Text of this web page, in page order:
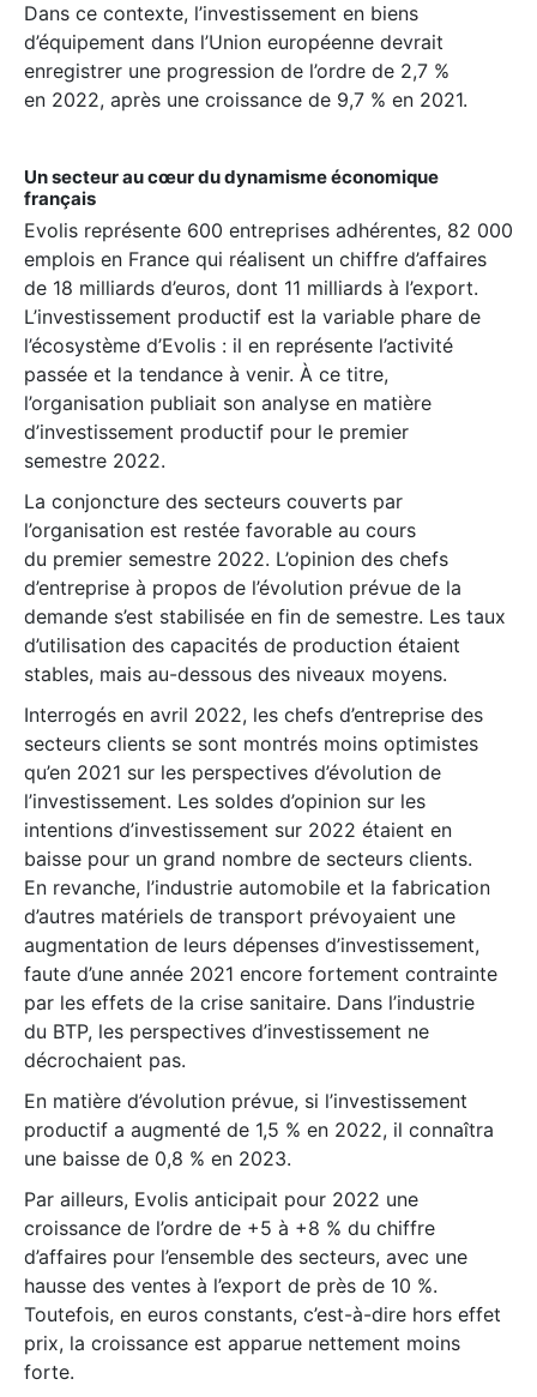
Dans ce contexte, l’investissement en biens
d’équipement dans l’Union européenne devrait
enregistrer une progression de l’ordre de 2,7 %
en 2022, après une croissance de 9,7 % en 2021.
Un secteur au cœur du dynamisme économique
français
Evolis représente 600 entreprises adhérentes, 82 000
emplois en France qui réalisent un chiffre d’affaires
de 18 milliards d’euros, dont 11 milliards à l’export.
L’investissement productif est la variable phare de
l’écosystème d’Evolis : il en représente l’activité
passée et la tendance à venir. À ce titre,
l’organisation publiait son analyse en matière
d’investissement productif pour le premier
semestre 2022.
La conjoncture des secteurs couverts par
l’organisation est restée favorable au cours
du premier semestre 2022. L’opinion des chefs
d’entreprise à propos de l’évolution prévue de la
demande s’est stabilisée en fin de semestre. Les taux
d’utilisation des capacités de production étaient
stables, mais au-dessous des niveaux moyens.
Interrogés en avril 2022, les chefs d’entreprise des
secteurs clients se sont montrés moins optimistes
qu’en 2021 sur les perspectives d’évolution de
l’investissement. Les soldes d’opinion sur les
intentions d’investissement sur 2022 étaient en
baisse pour un grand nombre de secteurs clients.
En revanche, l’industrie automobile et la fabrication
d’autres matériels de transport prévoyaient une
augmentation de leurs dépenses d’investissement,
faute d’une année 2021 encore fortement contrainte
par les effets de la crise sanitaire. Dans l’industrie
du BTP, les perspectives d’investissement ne
décrochaient pas.
En matière d’évolution prévue, si l’investissement
productif a augmenté de 1,5 % en 2022, il connaîtra
une baisse de 0,8 % en 2023.
Par ailleurs, Evolis anticipait pour 2022 une
croissance de l’ordre de +5 à +8 % du chiffre
d’affaires pour l’ensemble des secteurs, avec une
hausse des ventes à l’export de près de 10 %.
Toutefois, en euros constants, c’est-à-dire hors effet
prix, la croissance est apparue nettement moins
forte.